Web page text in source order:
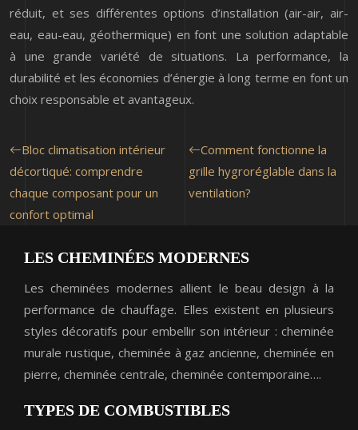
réduit, et ses différentes options d’installation (air-air, air-
eau, eau-eau, géothermique) en font une solution adaptable
à une grande variété de situations. La performance, la
durabilité et les économies d’énergie à long terme en font un
choix responsable et avantageux.
Bloc climatisation intérieur
décortiqué: comprendre
chaque composant pour un
confort optimal
Comment fonctionne la
grille hygroréglable dans la
ventilation?
LES CHEMINÉES MODERNES
Les cheminées modernes allient le beau design à la
performance de chauffage. Elles existent en plusieurs
styles décoratifs pour embellir son intérieur : cheminée
murale rustique, cheminée à gaz ancienne, cheminée en
pierre, cheminée centrale, cheminée contemporaine….
TYPES DE COMBUSTIBLES